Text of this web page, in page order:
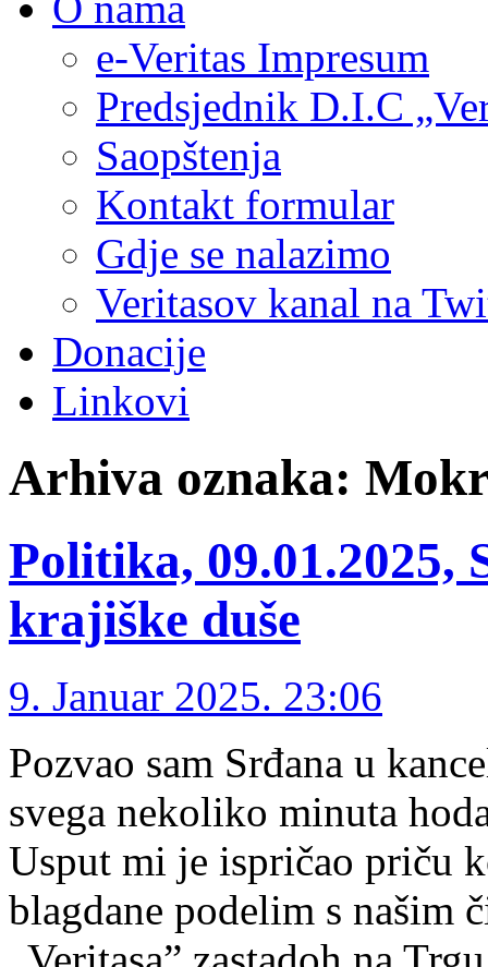
e-Veritas Impresum
Predsjednik D.I.C
Saopštenja
Kontakt formular
Gdje se nalazimo
Veritasov kanal na
Donacije
Linkovi
Arhiva oznaka:
Politika, 09.01.2025,
krajiške duše
9. Januar 2025. 23:06
Pozvao sam Srđana u
svega nekoliko minuta
Usput mi je ispričao priču
blagdane podelim s našim